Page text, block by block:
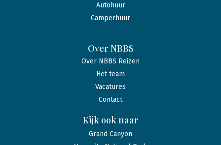
Autohuur
Camperhuur
Over NBBS
Over NBBS Reizen
Het team
Vacatures
Contact
Kijk ook naar
Grand Canyon